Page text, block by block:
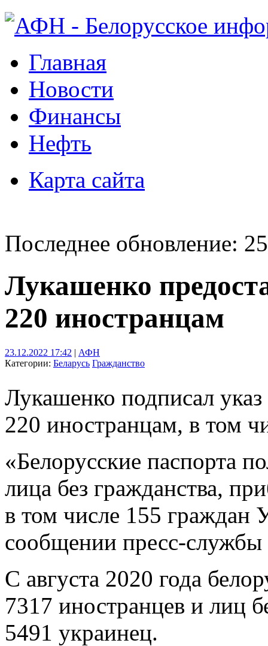
Главная
Новости
Финансы
Нефть
Карта сайта
Последнее обновление:
Лукашенко
220 иностранцам
23.12.2022 17:42 | АФН
Категории: Беларусь Гражданство
Лукашенко подписал
220 иностранцам, в том
«Белорусские паспорта
лица без гражданства,
в том числе 155 граждан
сообщении пресс-
С августа 2020 года
7317 иностранцев и лиц
5491 украинец.